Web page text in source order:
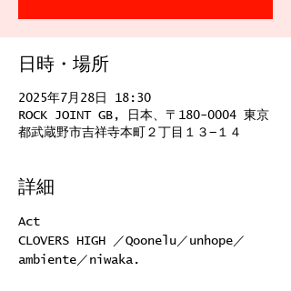
日時・場所
2025年7月28日 18:30
ROCK JOINT GB, 日本、〒180-0004 東京
都武蔵野市吉祥寺本町２丁目１３−１４
詳細
Act
CLOVERS HIGH ／Qoonelu／unhope／
ambiente／niwaka.